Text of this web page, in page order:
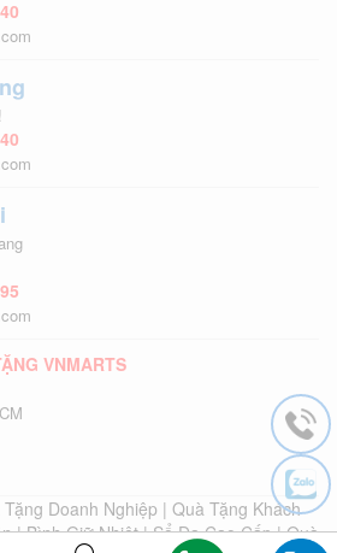
VNMARTS
Doanh Nghiệp | Quà Tặng Khách
| Bình Giữ Nhiệt | Sổ Da Cao Cấp | Quà